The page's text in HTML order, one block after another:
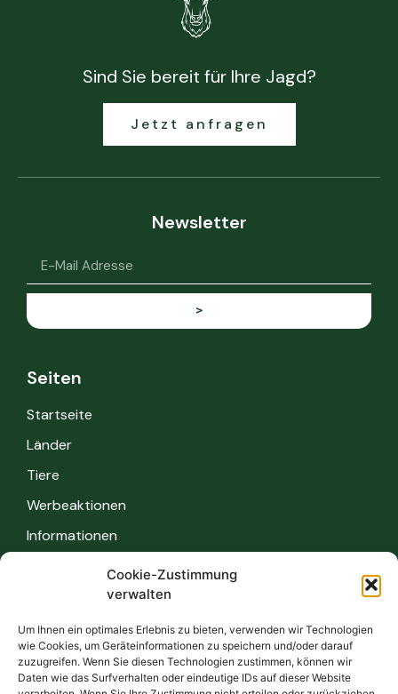
Cookie-Zustimmung
verwalten
Um Ihnen ein optimales Erlebnis zu bieten, verwenden wir Technologien
wie Cookies, um Geräteinformationen zu speichern und/oder darauf
zuzugreifen. Wenn Sie diesen Technologien zustimmen, können wir
Daten wie das Surfverhalten oder eindeutige IDs auf dieser Website
Sind Sie bereit für Ihre Jagd?
Jetzt anfragen
Newsletter
>
Seiten
Startseite
Länder
Tiere
Werbeaktionen
Informationen
Informationen
Sicherheitsvorschriften
FAQ